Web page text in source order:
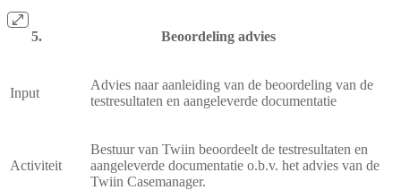
Beoordeling advies
Input
Advies naar aanleiding van de beoordeling van de
testresultaten en aangeleverde documentatie
Activiteit
Bestuur van Twiin beoordeelt de testresultaten en
aangeleverde documentatie o.b.v. het advies van de
Twiin Casemanager.